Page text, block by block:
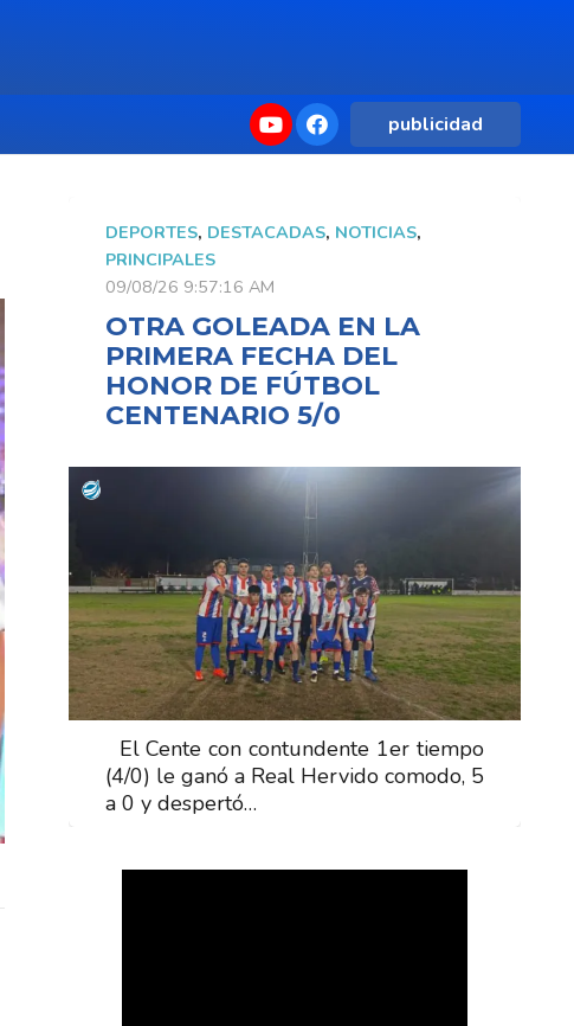
publicidad
DEPORTES, DESTACADAS, NOTICIAS,
PRINCIPALES
09/08/26 9:57:16 AM
OTRA GOLEADA EN LA
PRIMERA FECHA DEL
HONOR DE FÚTBOL
CENTENARIO 5/0
El Cente con contundente 1er tiempo
(4/0) le ganó a Real Hervido comodo, 5
a 0 y despertó…